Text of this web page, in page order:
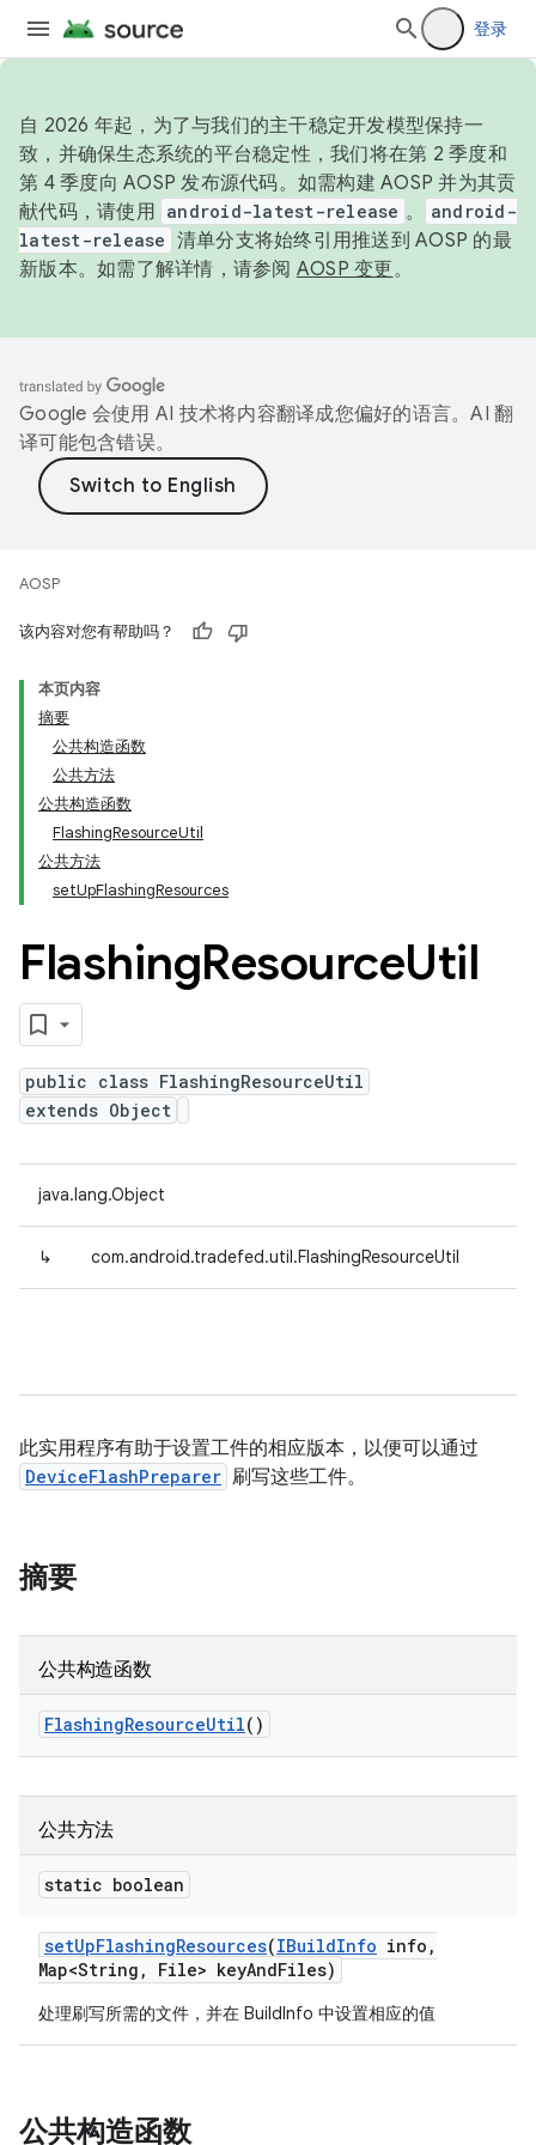
登录
自 2026 年起，为了与我们的主干稳定开发模型保持一
致，并确保生态系统的平台稳定性，我们将在第 2 季度和
第 4 季度向 AOSP 发布源代码。如需构建 AOSP 并为其贡
献代码，请使用 android-latest-release 。
android-
latest-release 清单分支将始终引用推送到 AOSP 的最
新版本。如需了解详情，请参阅 AOSP 变更。
Google 会使用 AI 技术将内容翻译成您偏好的语言。AI 翻
译可能包含错误。
AOSP
该内容对您有帮助吗？
本页内容
摘要
公共构造函数
公共方法
公共构造函数
FlashingResourceUtil
公共方法
setUpFlashingResources
FlashingResourceUtil
public class FlashingResourceUtil
extends Object
java.lang.Object
↳ com.android.tradefed.util.FlashingResourceUtil
此实用程序有助于设置工件的相应版本，以便可以通过
DeviceFlashPreparer 刷写这些工件。
摘要
公共构造函数
FlashingResourceUtil()
公共方法
static boolean
setUpFlashingResources(IBuildInfo info ,
Map<String , File> keyAndFiles)
处理刷写所需的文件，并在 BuildInfo 中设置相应的值
公共构造函数